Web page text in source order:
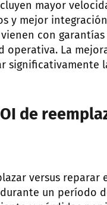
mayor
y mejor
con
La
significativamente
de
versus
un período